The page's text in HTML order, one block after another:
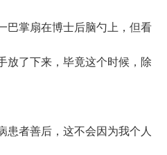
巴掌扇在博士后脑勺上，但看
放了下来，毕竟这个时候，除
者善后，这不会因为我个人